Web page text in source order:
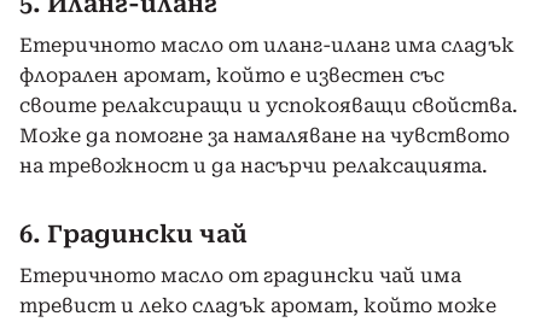
Етеричното масло от иланг-иланг има сладък
флорален аромат, който е известен със
своите релаксиращи и успокояващи свойства.
Може да помогне за намаляване на чувството
на тревожност и да насърчи релаксацията.
6. Градински чай
Етеричното масло от градински чай има
тревист и леко сладък аромат, който може